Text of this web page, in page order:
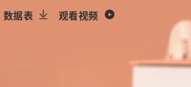
数据表 观看视频